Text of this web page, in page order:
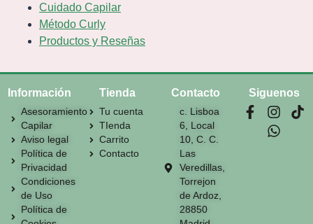
Cuidado Capilar
Método Curly
Productos y Reseñas
Información
Asesoramiento
Capilar
Aviso legal
Política de
Privacidad
Condiciones
de Uso
Política de
Tienda
Tu cuenta
TIenda
Carrito
Contacto
Contacto
c. Lisboa
6, Local
10, C. C.
Las
Veredillas,
Torrejon
de Ardoz,
28850
Siguenos